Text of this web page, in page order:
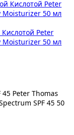
Peter
Moisturizer 50 мл
Peter Thomas
SPF 45 50